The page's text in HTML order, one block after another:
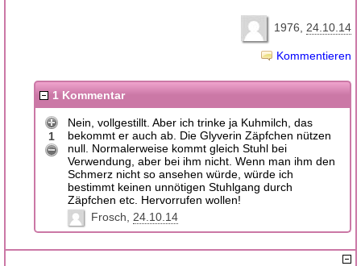
1976 24.10.14
Kommentieren
1 Kommentar
1
Nein, vollgestillt. Aber ich trinke ja Kuhmilch, das
bekommt er auch ab. Die Glyverin Zäpfchen nützen
null. Normalerweise kommt gleich Stuhl bei
Verwendung, aber bei ihm nicht. Wenn man ihm den
Schmerz nicht so ansehen würde, würde ich
bestimmt keinen unnötigen Stuhlgang durch
Zäpfchen etc. Hervorrufen wollen!
Frosch
24.10.14